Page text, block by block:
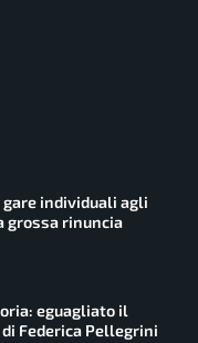
gare individuali agli
grossa rinuncia
eguagliato il
Federica Pellegrini